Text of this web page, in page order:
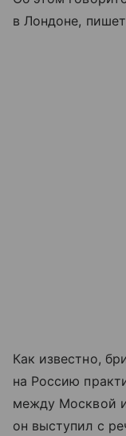
в Лондоне,
Как известно,
на Россию
между Москвой
он выступил с